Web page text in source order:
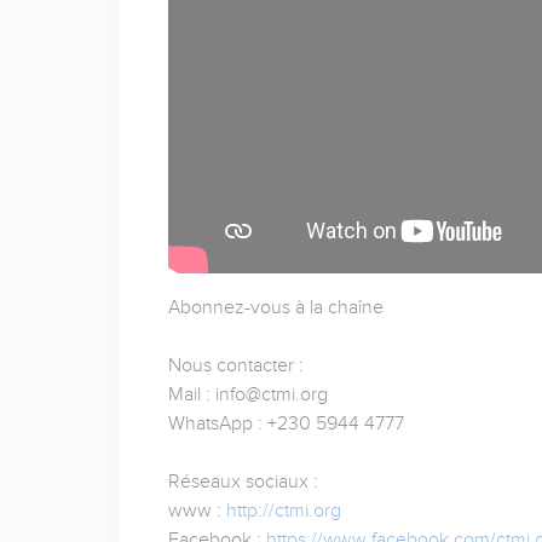
Abonnez-vous à la chaîne
Nous contacter :
Mail : info@ctmi.org
WhatsApp : +230 5944 4777
Réseaux sociaux :
www : http://ctmi.org